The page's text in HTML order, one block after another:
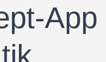
App